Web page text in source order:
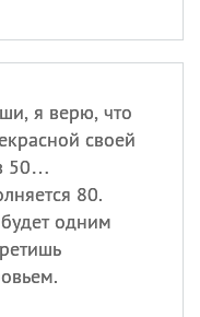
я верю, что
своей
50…
80.
одним